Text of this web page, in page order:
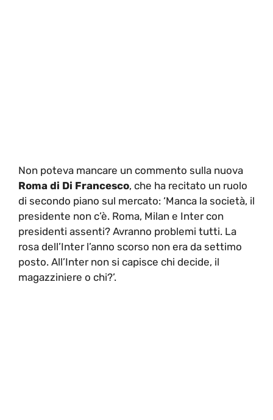
Non poteva mancare un commento sulla nuova
Roma di Di Francesco, che ha recitato un ruolo
di secondo piano sul mercato: ‘Manca la società, il
presidente non c’è. Roma, Milan e Inter con
presidenti assenti? Avranno problemi tutti. La
rosa dell’Inter l’anno scorso non era da settimo
posto. All’Inter non si capisce chi decide, il
magazziniere o chi?’.